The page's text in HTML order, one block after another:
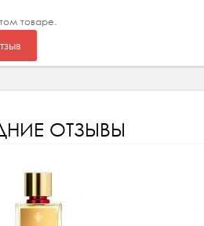
товаре.
ОТЗЫВЫ